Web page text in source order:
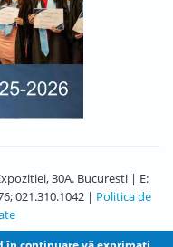
30A. Bucuresti | E:
021.310.1042 | Politica de